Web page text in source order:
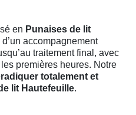
en Punaises de lit
d’un accompagnement
traitement final, avec
premières heures. Notre
totalement et
lit Hautefeuille.